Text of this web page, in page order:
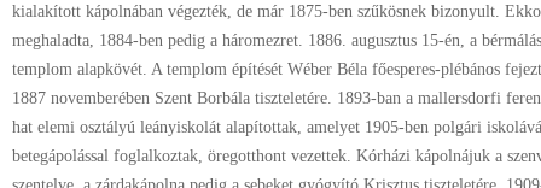
kialakított kápolnában végezték, de már 1875-ben szűkösnek bizonyult.
meghaladta, 1884-ben pedig a háromezret. 1886. augusztus 15-én, a
templom alapkövét. A templom építését Wéber Béla főesperes-plébános
1887 novemberében Szent Borbála tiszteletére. 1893-ban a mallersdorfi
hat elemi osztályú leányiskolát alapítottak, amelyet 1905-ben polgári
betegápolással foglalkoztak, öregotthont vezettek. Kórházi kápolnájuk a